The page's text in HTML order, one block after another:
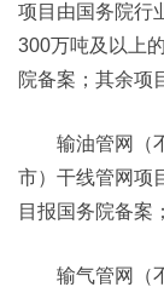
项目由国务院行
300万吨及以上
院备案；其余项
输油管网（不
市）干线管网项
目报国务院备案
输气管网（不